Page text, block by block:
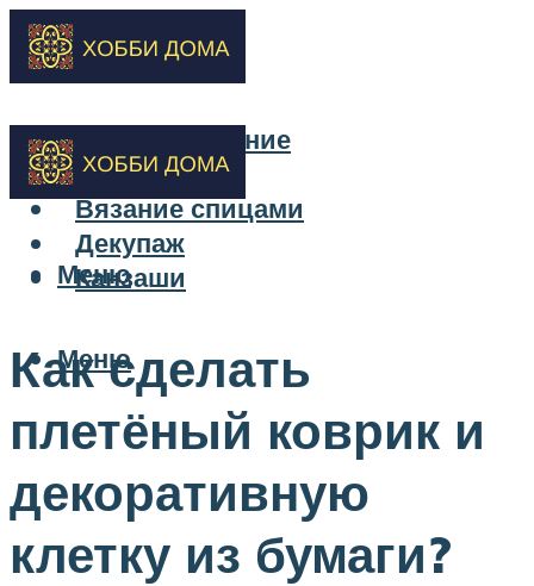
Бисероплетение
Вышивка
Вязание спицами
Декупаж
Канзаши
Меню
Меню
Как сделать
плетёный коврик и
декоративную
клетку из бумаги?